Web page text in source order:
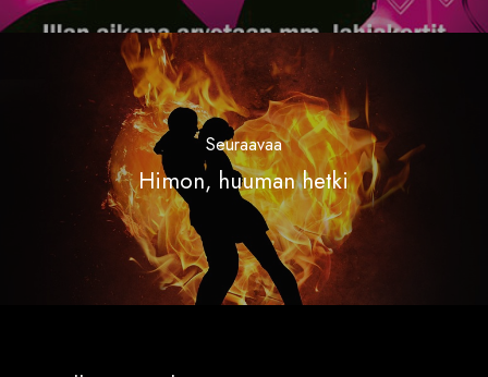
Seuraavaa
Himon, huuman hetki